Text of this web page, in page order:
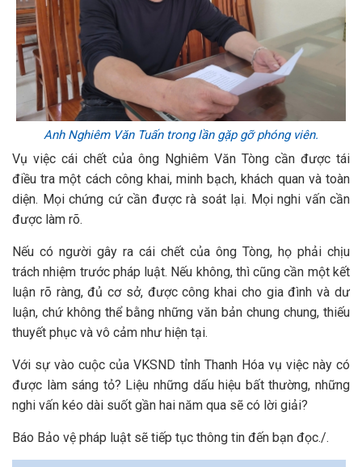
Anh Nghiêm Văn Tuấn trong lần gặp gỡ phóng viên.
Vụ việc cái chết của ông Nghiêm Văn Tòng cần được tái
điều tra một cách công khai, minh bạch, khách quan và toàn
diện. Mọi chứng cứ cần được rà soát lại. Mọi nghi vấn cần
được làm rõ.
Nếu có người gây ra cái chết của ông Tòng, họ phải chịu
trách nhiệm trước pháp luật. Nếu không, thì cũng cần một kết
luận rõ ràng, đủ cơ sở, được công khai cho gia đình và dư
luận, chứ không thể bằng những văn bản chung chung, thiếu
thuyết phục và vô cảm như hiện tại.
Với sự vào cuộc của VKSND tỉnh Thanh Hóa vụ việc này có
được làm sáng tỏ? Liệu những dấu hiệu bất thường, những
nghi vấn kéo dài suốt gần hai năm qua sẽ có lời giải?
Báo Bảo vệ pháp luật sẽ tiếp tục thông tin đến bạn đọc./.